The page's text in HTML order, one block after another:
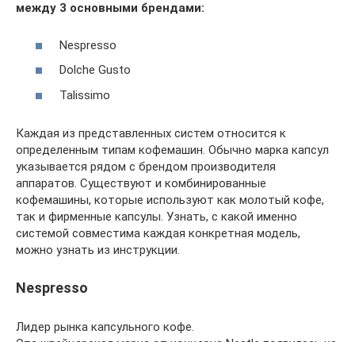
между 3 основными брендами:
Nespresso
Dolche Gusto
Talissimo
Каждая из представленных систем относится к
определенным типам кофемашин. Обычно марка капсул
указывается рядом с брендом производителя
аппаратов. Существуют и комбинированные
кофемашины, которые используют как молотый кофе,
так и фирменные капсулы. Узнать, с какой именно
системой совместима каждая конкретная модель,
можно узнать из инструкции.
Nespresso
Лидер рынка капсульного кофе.